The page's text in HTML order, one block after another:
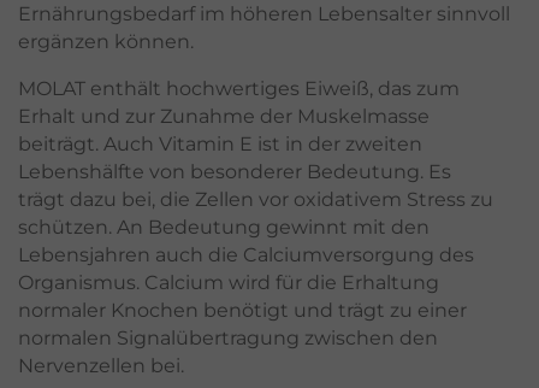
Ernährungsbedarf im höheren Lebensalter sinnvoll
ergänzen können.
MOLAT enthält hochwertiges Eiweiß, das zum
Erhalt und zur Zunahme der Muskelmasse
beiträgt. Auch Vitamin E ist in der zweiten
Lebenshälfte von besonderer Bedeutung. Es
trägt dazu bei, die Zellen vor oxidativem Stress zu
schützen. An Bedeutung gewinnt mit den
Lebensjahren auch die Calciumversorgung des
Organismus. Calcium wird für die Erhaltung
normaler Knochen benötigt und trägt zu einer
normalen Signalübertragung zwischen den
Nervenzellen bei.